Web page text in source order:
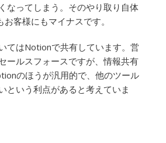
なってしまう。そのやり取り自体
客様にもマイナスです。
てはNotionで共有しています。営
ールスフォースですが、情報共有
のほうが汎用的で、他のツール
という利点があると考えていま